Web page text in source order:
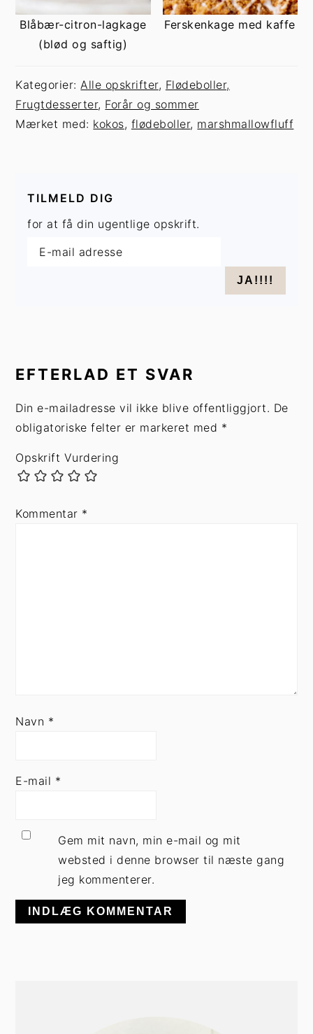
Blåbær-citron-lagkage
(blød og saftig)
Ferskenkage med kaffe
Kategorier: Alle opskrifter, Flødeboller,
Frugtdesserter, Forår og sommer
Mærket med: kokos, flødeboller, marshmallowfluff
TILMELD DIG
for at få din ugentlige opskrift.
MED
LÆSERE
EFTERLAD ET SVAR
Din e-mailadresse vil ikke blive offentliggjort. De
obligatoriske felter er markeret med *
Opskrift Vurdering
Kommentar *
Navn *
E-mail *
Gem mit navn, min e-mail og mit
websted i denne browser til næste gang
jeg kommenterer.